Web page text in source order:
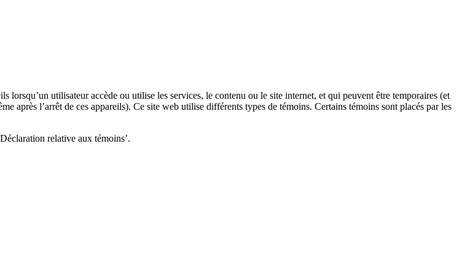
lorsqu’un utilisateur accède ou utilise les services, le contenu ou le site internet, et qui peuvent être temporaires (et
après l’arrêt de ces appareils). Ce site web utilise différents types de témoins. Certains témoins sont placés par les
relative aux témoins’.